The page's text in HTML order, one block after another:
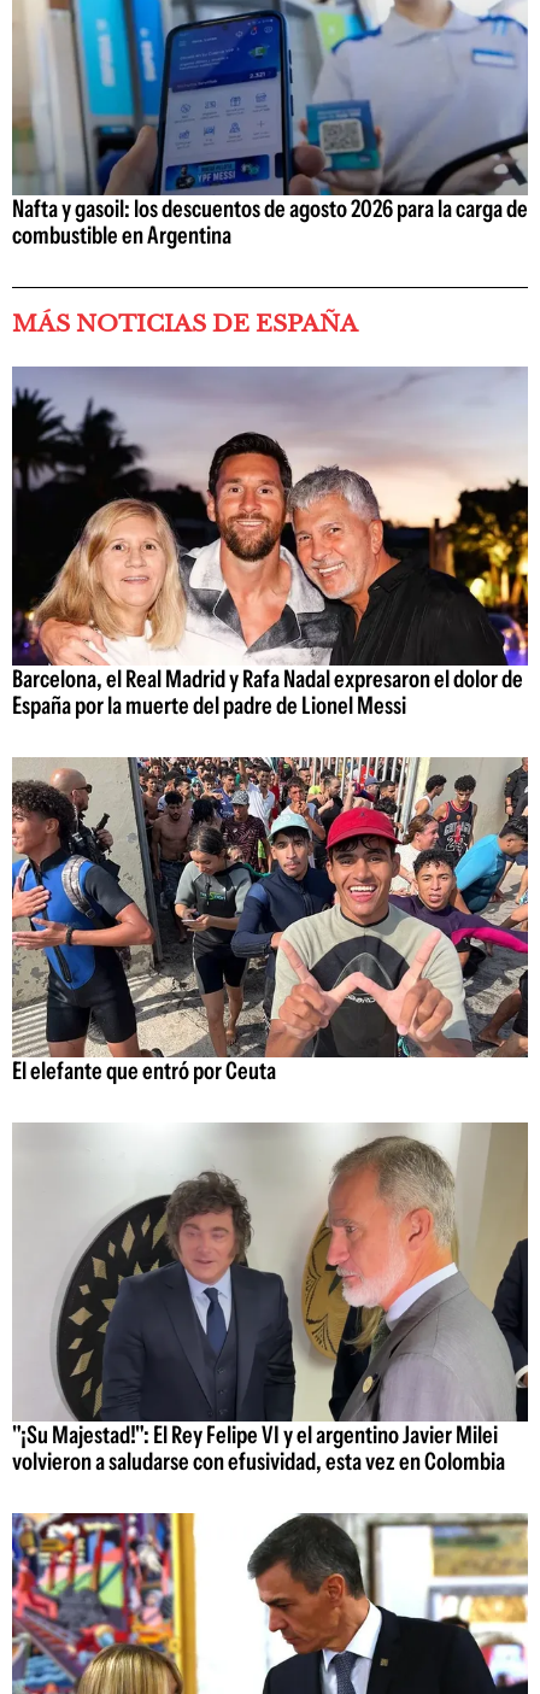
Nafta y gasoil: los descuentos de agosto 2026 para la carga de
combustible en Argentina
MÁS NOTICIAS DE ESPAÑA
Barcelona, el Real Madrid y Rafa Nadal expresaron el dolor de
España por la muerte del padre de Lionel Messi
El elefante que entró por Ceuta
"¡Su Majestad!": El Rey Felipe VI y el argentino Javier Milei
volvieron a saludarse con efusividad, esta vez en Colombia